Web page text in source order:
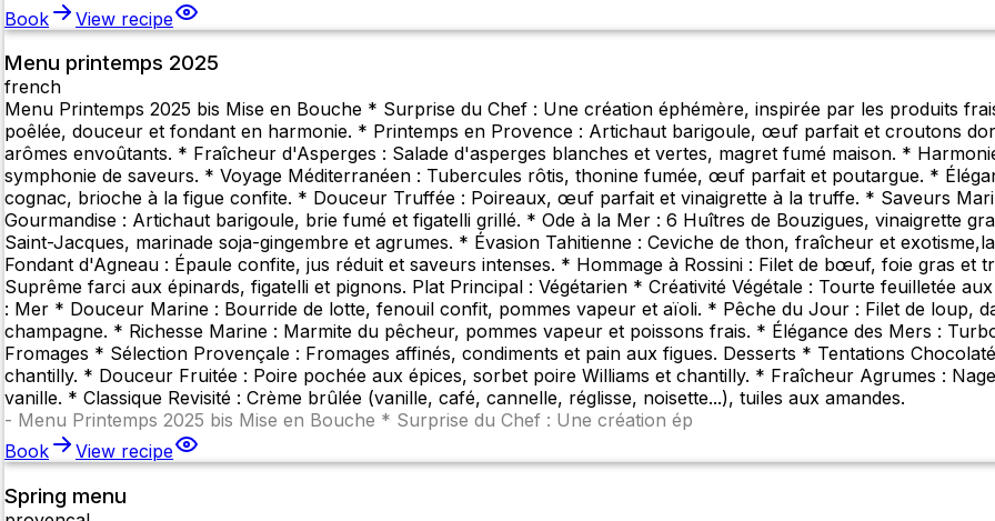
Book
View recipe
Menu printemps 2025
french
Menu Printemps 2025 bis Mise en Bouche * Surprise du Chef : Une création éphémère, inspirée par les produits
poêlée, douceur et fondant en harmonie. * Printemps en Provence : Artichaut barigoule, œuf parfait et croutons
arômes envoûtants. * Fraîcheur d'Asperges : Salade d'asperges blanches et vertes, magret fumé maison. *
symphonie de saveurs. * Voyage Méditerranéen : Tubercules rôtis, thonine fumée, œuf parfait et poutargue. *
cognac, brioche à la figue confite. * Douceur Truffée : Poireaux, œuf parfait et vinaigrette à la truffe. * Saveurs
Gourmandise : Artichaut barigoule, brie fumé et figatelli grillé. * Ode à la Mer : 6 Huîtres de Bouzigues, vinaigrette
Saint-Jacques, marinade soja-gingembre et agrumes. * Évasion Tahitienne : Ceviche de thon, fraîcheur et
Fondant d'Agneau : Épaule confite, jus réduit et saveurs intenses. * Hommage à Rossini : Filet de bœuf, foie gras et
Suprême farci aux épinards, figatelli et pignons. Plat Principal : Végétarien * Créativité Végétale : Tourte feuilletée
: Mer * Douceur Marine : Bourride de lotte, fenouil confit, pommes vapeur et aïoli. * Pêche du Jour : Filet de loup,
champagne. * Richesse Marine : Marmite du pêcheur, pommes vapeur et poissons frais. * Élégance des Mers :
Fromages * Sélection Provençale : Fromages affinés, condiments et pain aux figues. Desserts * Tentations
chantilly. * Douceur Fruitée : Poire pochée aux épices, sorbet poire Williams et chantilly. * Fraîcheur Agrumes :
vanille. * Classique Revisité : Crème brûlée (vanille, café, cannelle, réglisse, noisette...), tuiles aux amandes.
- Menu Printemps 2025 bis Mise en Bouche * Surprise du Chef : Une création ép
Book
View recipe
Spring menu